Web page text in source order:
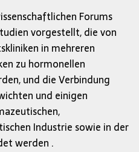
Forums
vorgestellt, die von
in mehreren
zu hormonellen
und die Verbindung
und einigen
Industrie sowie in der
werden .